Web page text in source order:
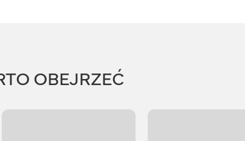
OBEJRZEĆ